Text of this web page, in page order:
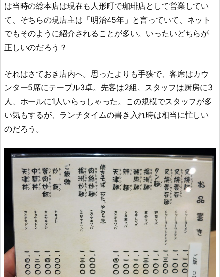
は当時の総本店は現在も人形町で珈琲店として営業してい
て、そちらの現店主は「明治45年」と言っていて、ネット
でもそのように紹介されることが多い。いったいどちらが
正しいのだろう？
それはさておき店内へ。思ったよりも手狭で、客席はカウ
ンター5席にテーブル3卓。先客は2組。スタッフは厨房に3
人、ホールに1人いらっしゃった。この規模でスタッフが多
い気もするが、ランチタイムの書き入れ時は相当に忙しい
のだろう。